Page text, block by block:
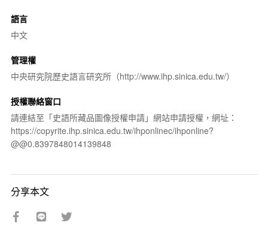
語言
中文
管理權
中央研究院歷史語言研究所（http://www.ihp.sinica.edu.tw/）
授權聯絡窗口
請連結至「史語所藏品圖像授權申請」網站申請授權，網址：
https://copyrite.ihp.sinica.edu.tw/ihponlinec/ihponline?
@@0.8397848014139848
分享本文